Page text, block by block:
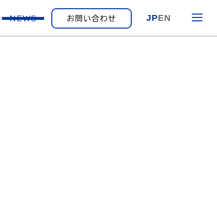
NEWS お問い合わせ JPEN